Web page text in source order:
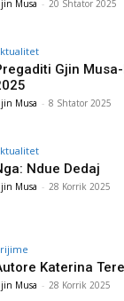
Musa - 20 Shtator 2025
Gjin
Musa - 8 Shtator 2025
Ndue Dedaj
Musa - 28 Korrik 2025
Katerina
Musa - 28 Korrik 2025